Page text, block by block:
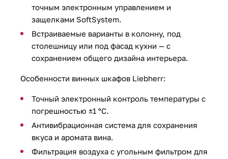
точным электронным управлением и
защелками SoftSystem.
Встраиваемые варианты в колонну, под
столешницу или под фасад кухни — с
сохранением общего дизайна интерьера.
Особенности винных шкафов Liebherr:
Точный электронный контроль температуры с
погрешностью ±1 °C.
Антивибрационная система для сохранения
вкуса и аромата вина.
Фильтрация воздуха с угольным фильтром для